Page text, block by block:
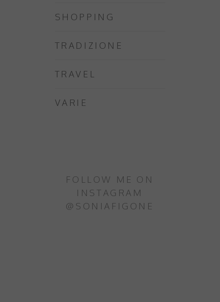
SHOPPING
TRADIZIONE
TRAVEL
VARIE
FOLLOW ME ON
INSTAGRAM
@SONIAFIGONE